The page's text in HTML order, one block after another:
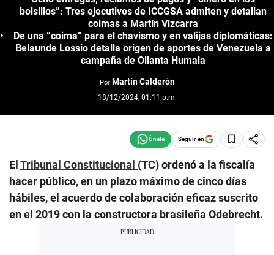
bolsillos”: Tres ejecutivos de ICCGSA admiten y detallan
coimas a Martín Vizcarra
De una “coima” para el chavismo y en valijas diplomáticas:
Belaunde Lossio detalla origen de aportes de Venezuela a
campaña de Ollanta Humala
Por Martín Calderón
18/12/2024, 01:11 p.m.
Seguir en
ElTribunal Constitucional (TC) ordenó a la fiscalía
hacer público, en un plazo máximo de cinco días
hábiles, el acuerdo de colaboración eficaz suscrito
en el 2019 con la constructora brasileña Odebrecht.